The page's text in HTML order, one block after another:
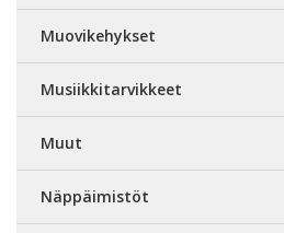
Muovikehykset
Musiikkitarvikkeet
Muut
Näppäimistöt